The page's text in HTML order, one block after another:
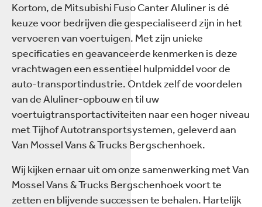
Kortom, de Mitsubishi Fuso Canter Aluliner is dé
keuze voor bedrijven die gespecialiseerd zijn in het
vervoeren van voertuigen. Met zijn unieke
specificaties en geavanceerde kenmerken is deze
vrachtwagen een essentieel hulpmiddel voor de
auto-transportindustrie. Ontdek zelf de voordelen
van de Aluliner-opbouw en til uw
voertuigtransportactiviteiten naar een hoger niveau
met Tijhof Autotransportsystemen, geleverd aan
Van Mossel Vans & Trucks Bergschenhoek.
Wij kijken ernaar uit om onze samenwerking met Van
Mossel Vans & Trucks Bergschenhoek voort te
zetten en blijvende successen te behalen. Hartelijk